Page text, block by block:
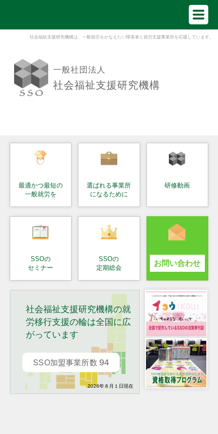
社会福祉支援研究機構は、一般就労をかなえたい障害者と就労支援事業所を応援しています。
一般社団法人
社会福祉支援研究機構
最適かつ最短の
一般就労を
選ばれる事業所
になるために
研修動画
SSOの
セミナー
SSOの
定期総会
お問い合わせ
社会福祉支援研究機構の就
労移行支援の輪は全国に広
がっています
SSO加盟事業所数 94
2026年８月１日現在